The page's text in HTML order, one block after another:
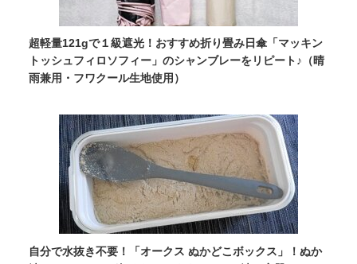
超軽量121gで１級遮光！おすすめ折り畳み日傘「マッキン
トッシュフィロソフィー」のシャンブレーをリピート♪（晴
雨兼用・フワクール生地使用）
自分で水抜き不要！「オークス ぬかどこボックス」！ぬか